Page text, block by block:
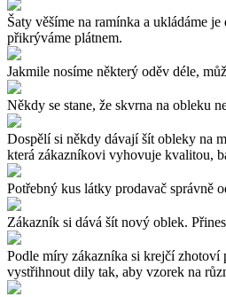
Šaty věšíme na ramínka a ukládáme
přikrýváme plátnem.
Jakmile nosíme některý oděv déle,
Někdy se stane, že skvrna na obleku
Dospělí si někdy dávají šít obleky na
která zákazníkovi vyhovuje kvalitou,
Potřebný kus látky prodavač správně
Zákazník si dává šít nový oblek.
Podle míry zákazníka si krejčí
vystřihnout dily tak, aby vzorek na